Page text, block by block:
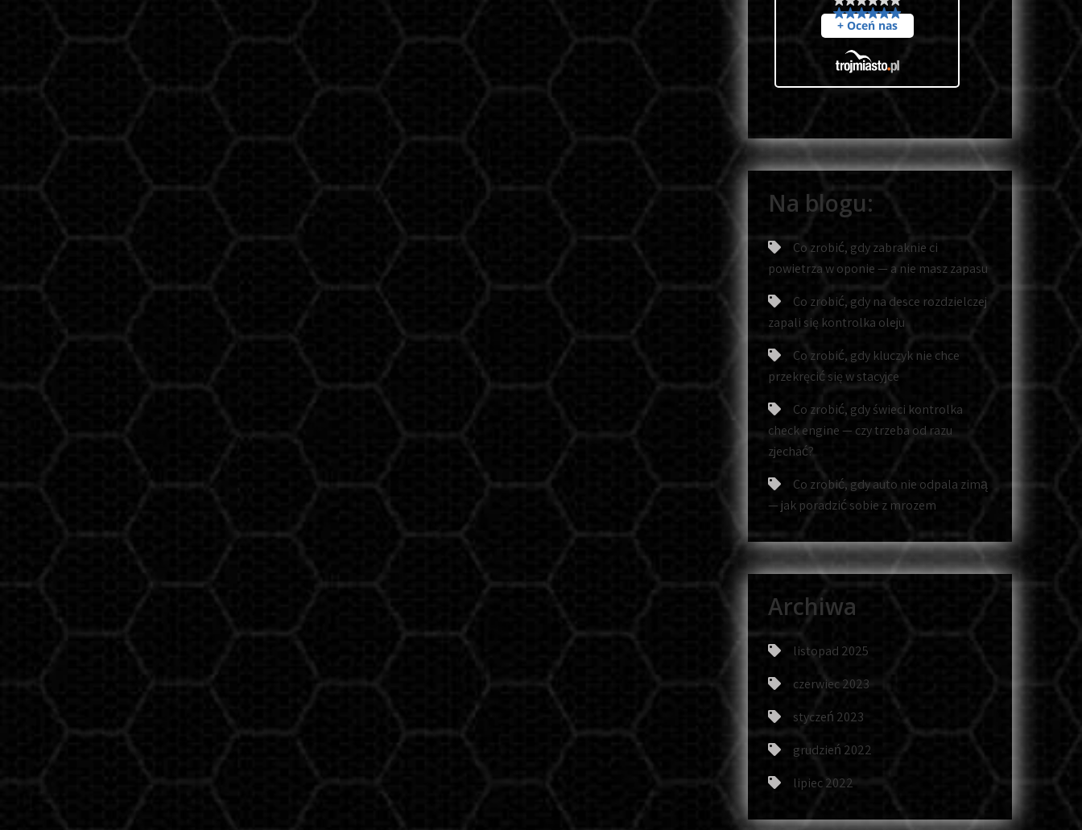
Na blogu:
Co zrobić, gdy zabraknie ci
powietrza w oponie — a nie masz zapasu
Co zrobić, gdy na desce rozdzielczej
zapali się kontrolka oleju
Co zrobić, gdy kluczyk nie chce
przekręcić się w stacyjce
Co zrobić, gdy świeci kontrolka
check engine — czy trzeba od razu
zjechać?
Co zrobić, gdy auto nie odpala zimą
— jak poradzić sobie z mrozem
Archiwa
listopad 2025
czerwiec 2023
styczeń 2023
grudzień 2022
lipiec 2022